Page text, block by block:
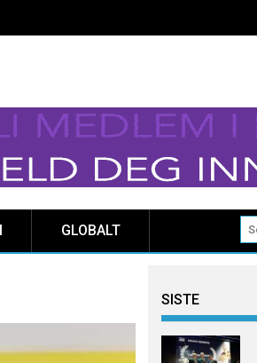
GLOBALT
SISTE